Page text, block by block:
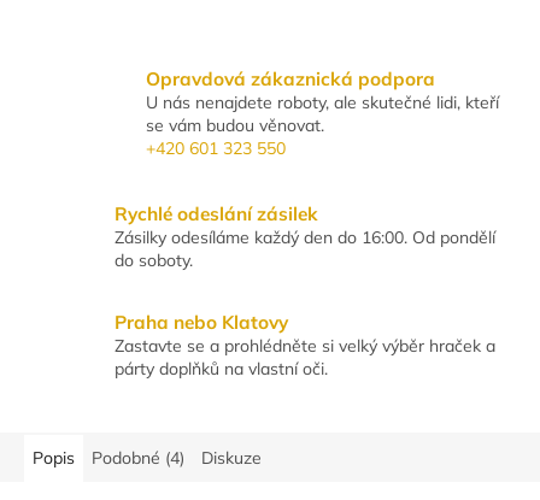
Opravdová zákaznická podpora
U nás nenajdete roboty, ale skutečné lidi, kteří
se vám budou věnovat.
+420 601 323 550
Rychlé odeslání zásilek
Zásilky odesíláme každý den do 16:00. Od pondělí
do soboty.
Praha nebo Klatovy
Zastavte se a prohlédněte si velký výběr hraček a
párty doplňků na vlastní oči.
Popis Podobné (4) Diskuze